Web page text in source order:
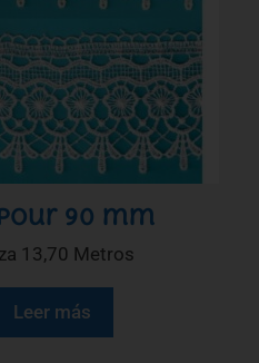
90 mm
13,70 Metros
Leer más